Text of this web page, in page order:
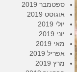
ספטמבר 2019
אוגוסט 2019
יולי 2019
יוני 2019
מאי 2019
אפריל 2019
מרץ 2019